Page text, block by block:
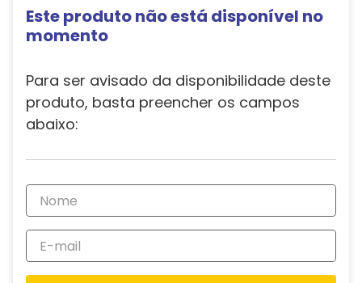
Este produto não está disponível no
momento
Para ser avisado da disponibilidade deste
produto, basta preencher os campos
abaixo: